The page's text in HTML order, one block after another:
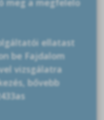
meg a megfelelo
ellatast
be Fajdalom
vizsgálatra
bővebb